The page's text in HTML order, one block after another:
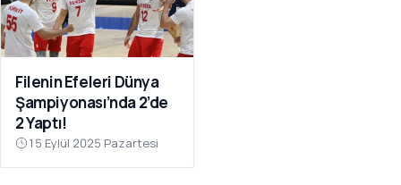
Filenin Efeleri Dünya
Şampiyonası’nda 2’de
2 Yaptı!
15 Eylül 2025 Pazartesi